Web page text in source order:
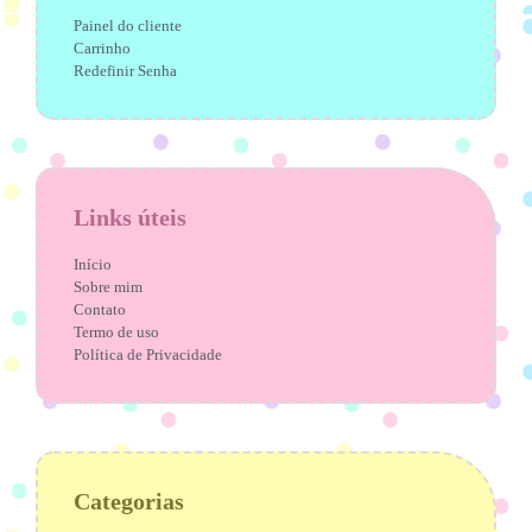
Painel do cliente
Carrinho
Redefinir Senha
Links úteis
Início
Sobre mim
Contato
Termo de uso
Política de Privacidade
Categorias